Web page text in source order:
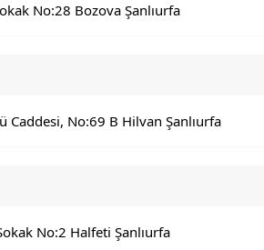
No:28 Bozova Şanlıurfa
Caddesi, No:69 B Hilvan Şanlıurfa
No:2 Halfeti Şanlıurfa